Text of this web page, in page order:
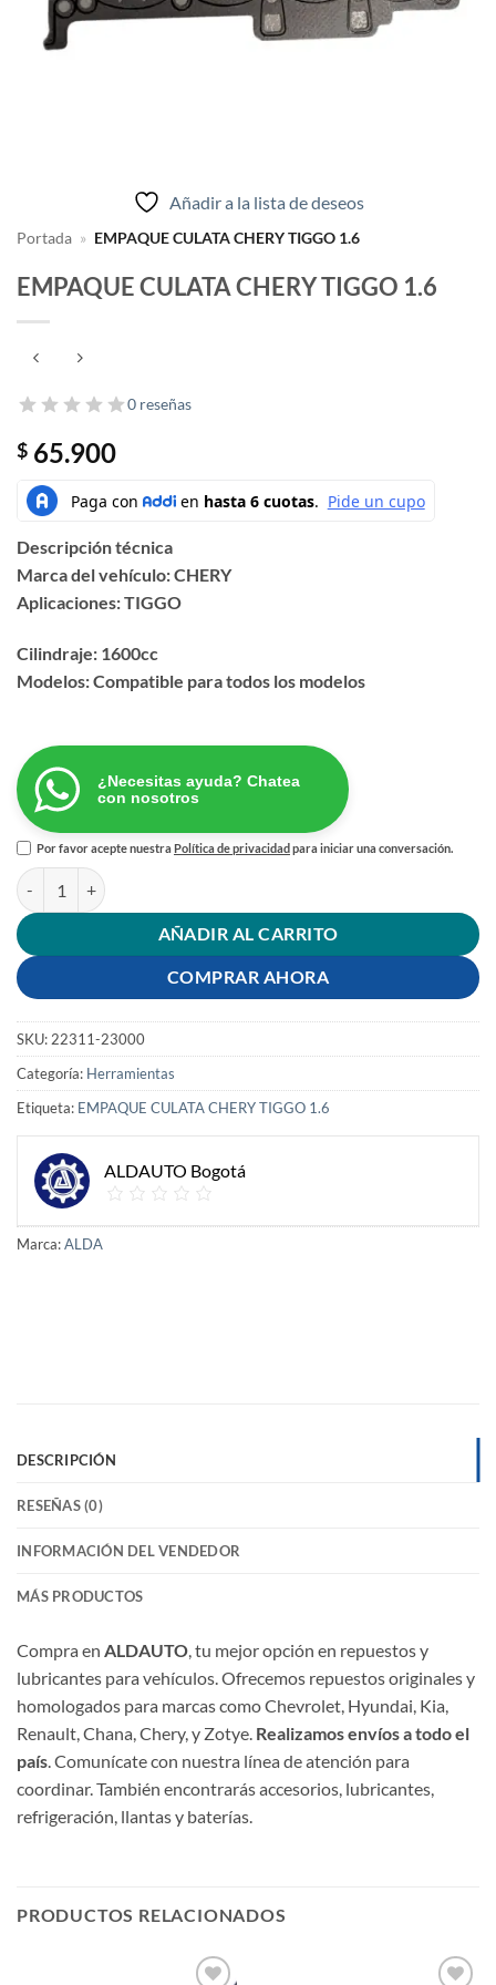
Añadir a la lista de deseos
Portada » EMPAQUE CULATA CHERY TIGGO 1.6
EMPAQUE CULATA CHERY TIGGO 1.6
0 reseñas
$ 65.900
Descripción técnica
Marca del vehículo: CHERY
Aplicaciones: TIGGO
Cilindraje: 1600cc
Modelos: Compatible para todos los modelos
¿Necesitas ayuda? Chatea
con nosotros
Por favor acepte nuestraPolítica de privacidadpara iniciar una conversación.
EMPAQUE CULATA CHERY TIGGO 1.6 cantidad
AÑADIR AL CARRITO
COMPRAR AHORA
SKU:22311-23000
Categoría: Herramientas
Etiqueta: EMPAQUE CULATA CHERY TIGGO 1.6
ALDAUTO Bogotá
Marca:ALDA
DESCRIPCIÓN
RESEÑAS (0)
INFORMACIÓN DEL VENDEDOR
MÁS PRODUCTOS
Compra en ALDAUTO, tu mejor opción en repuestos y
lubricantes para vehículos. Ofrecemos repuestos originales y
homologados para marcas como Chevrolet, Hyundai, Kia,
Renault, Chana, Chery, y Zotye. Realizamos envíos a todo el
país. Comunícate con nuestra línea de atención para
coordinar. También encontrarás accesorios, lubricantes,
refrigeración, llantas y baterías.
PRODUCTOS RELACIONADOS